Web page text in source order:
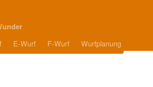
E-Wurf F-Wurf Wurfplanung